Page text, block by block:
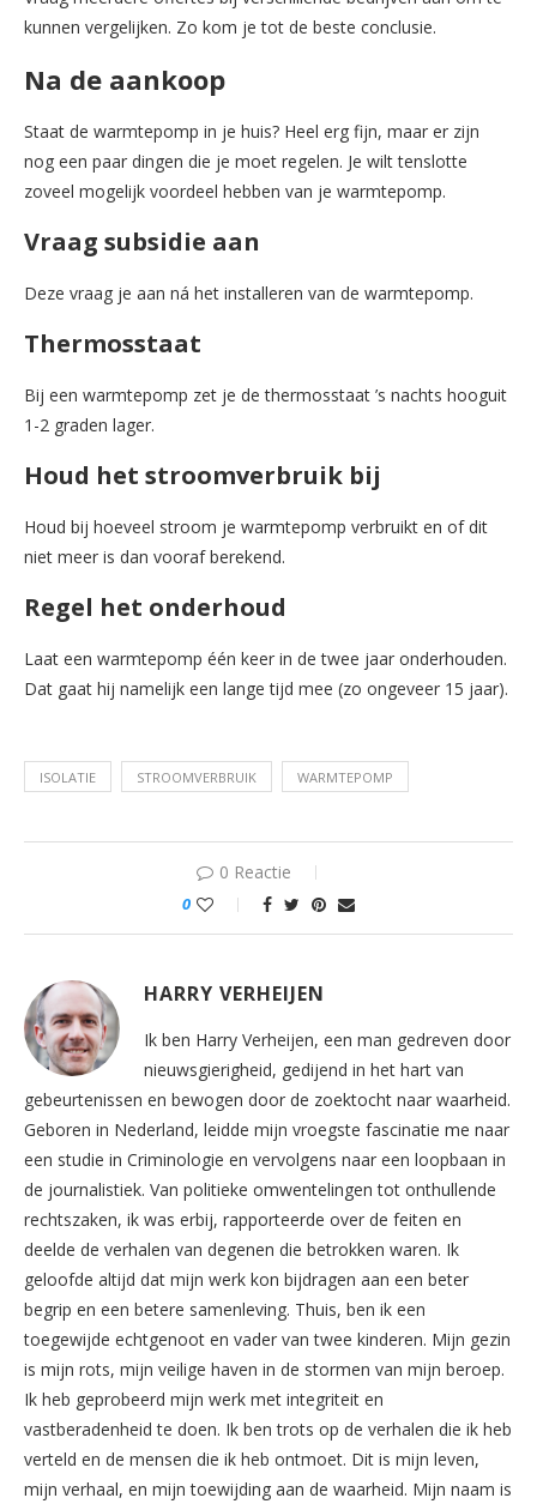
kunnen vergelijken. Zo kom je tot de beste conclusie.
Na de aankoop
Staat de warmtepomp in je huis? Heel erg fijn, maar er zijn
nog een paar dingen die je moet regelen. Je wilt tenslotte
zoveel mogelijk voordeel hebben van je warmtepomp.
Vraag subsidie aan
Deze vraag je aan ná het installeren van de warmtepomp.
Thermosstaat
Bij een warmtepomp zet je de thermosstaat ’s nachts hooguit
1-2 graden lager.
Houd het stroomverbruik bij
Houd bij hoeveel stroom je warmtepomp verbruikt en of dit
niet meer is dan vooraf berekend.
Regel het onderhoud
Laat een warmtepomp één keer in de twee jaar onderhouden.
Dat gaat hij namelijk een lange tijd mee (zo ongeveer 15 jaar).
ISOLATIE STROOMVERBRUIK WARMTEPOMP
0 Reactie
0
HARRY VERHEIJEN
Ik ben Harry Verheijen, een man gedreven door
nieuwsgierigheid, gedijend in het hart van
gebeurtenissen en bewogen door de zoektocht naar waarheid.
Geboren in Nederland, leidde mijn vroegste fascinatie me naar
een studie in Criminologie en vervolgens naar een loopbaan in
de journalistiek. Van politieke omwentelingen tot onthullende
rechtszaken, ik was erbij, rapporteerde over de feiten en
deelde de verhalen van degenen die betrokken waren. Ik
geloofde altijd dat mijn werk kon bijdragen aan een beter
begrip en een betere samenleving. Thuis, ben ik een
toegewijde echtgenoot en vader van twee kinderen. Mijn gezin
is mijn rots, mijn veilige haven in de stormen van mijn beroep.
Ik heb geprobeerd mijn werk met integriteit en
vastberadenheid te doen. Ik ben trots op de verhalen die ik heb
verteld en de mensen die ik heb ontmoet. Dit is mijn leven,
mijn verhaal, en mijn toewijding aan de waarheid. Mijn naam is